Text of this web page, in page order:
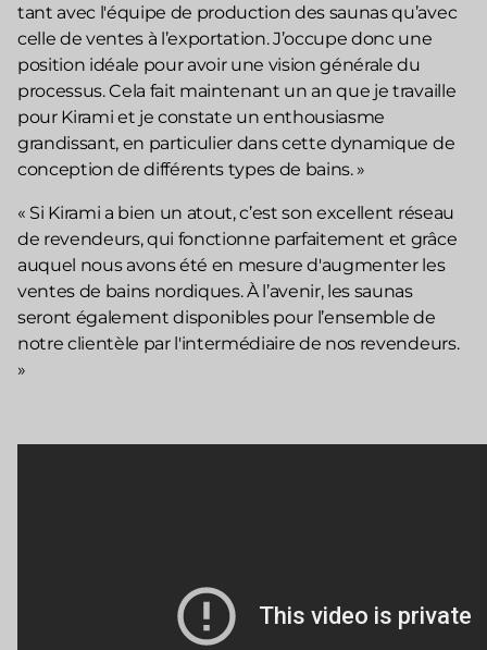
tant avec l'équipe de production des saunas qu’avec
celle de ventes à l’exportation. J’occupe donc une
position idéale pour avoir une vision générale du
processus. Cela fait maintenant un an que je travaille
pour Kirami et je constate un enthousiasme
grandissant, en particulier dans cette dynamique de
conception de différents types de bains. »
« Si Kirami a bien un atout, c’est son excellent réseau
de revendeurs, qui fonctionne parfaitement et grâce
auquel nous avons été en mesure d'augmenter les
ventes de bains nordiques. À l’avenir, les saunas
seront également disponibles pour l’ensemble de
notre clientèle par l'intermédiaire de nos revendeurs.
»